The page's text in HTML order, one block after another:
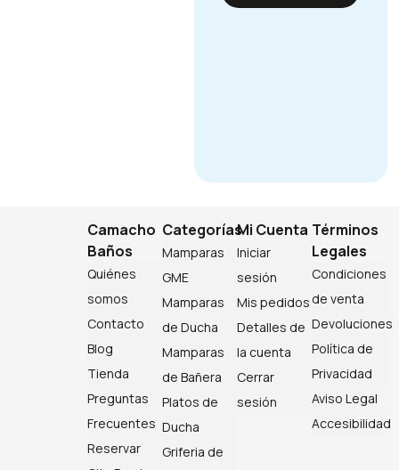
Camacho
Baños
Quiénes
somos
Contacto
Blog
Tienda
Preguntas
Frecuentes
Reservar
Categorías
Mamparas
GME
Mamparas
de Ducha
Mamparas
de Bañera
Platos de
Ducha
Griferia de
Mi Cuenta
Iniciar
sesión
Mis pedidos
Detalles de
la cuenta
Cerrar
sesión
Términos
Legales
Condiciones
de venta
Devoluciones
Política de
Privacidad
Aviso Legal
Accesibilidad